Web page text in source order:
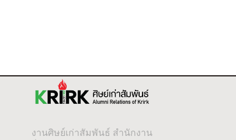
งานศิษย์เก่าสัมพันธ์ สำนักงาน